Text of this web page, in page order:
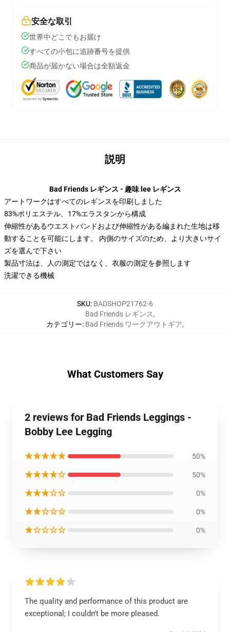
安全な取引
世界中どこでもお届け
すべての小包に追跡番号を提供
商品が届かない場合は全額返金
説明
Bad Friends レギンス - 趣味 lee レギンス
アートワークはすべてのレギンスを印刷しました
83%ポリエステル、17%エラスタンから構成
伸縮性があるウエストバンドおよび伸縮性がある編まれた生地は移
動することを可能にします。 内側のサイズのため、より大きいサイ
ズを選んで下さい
製品寸法は、人の測定ではなく、衣服の測定を参照します
洗濯できる機械
SKU: BADSHOP21762-6
カテゴリー:
Bad Friends レギンス,
Bad Friends ワークアウトギア,
What Customers Say
2 reviews for Bad Friends Leggings -
Bobby Lee Legging
★★★★★ 50%
★★★★☆ 50%
★★★☆☆ 0%
★★☆☆☆ 0%
★☆☆☆☆ 0%
The quality and performance of this product are
exceptional; I couldn’t be more pleased.